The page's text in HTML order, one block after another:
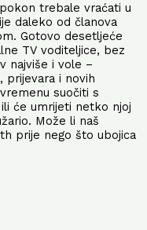
trebale vraćati u
daleko od članova
Gotovo desetljeće
TV voditeljice, bez
najviše i vole –
prijevara i novih
suočiti s
će umrijeti netko njoj
Može li naš
prije nego što ubojica